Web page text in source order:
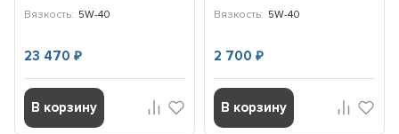
Вязкость: 5W-40
23 470₽
В корзину
Вязкость: 5W-40
2 700 ₽
В корзину